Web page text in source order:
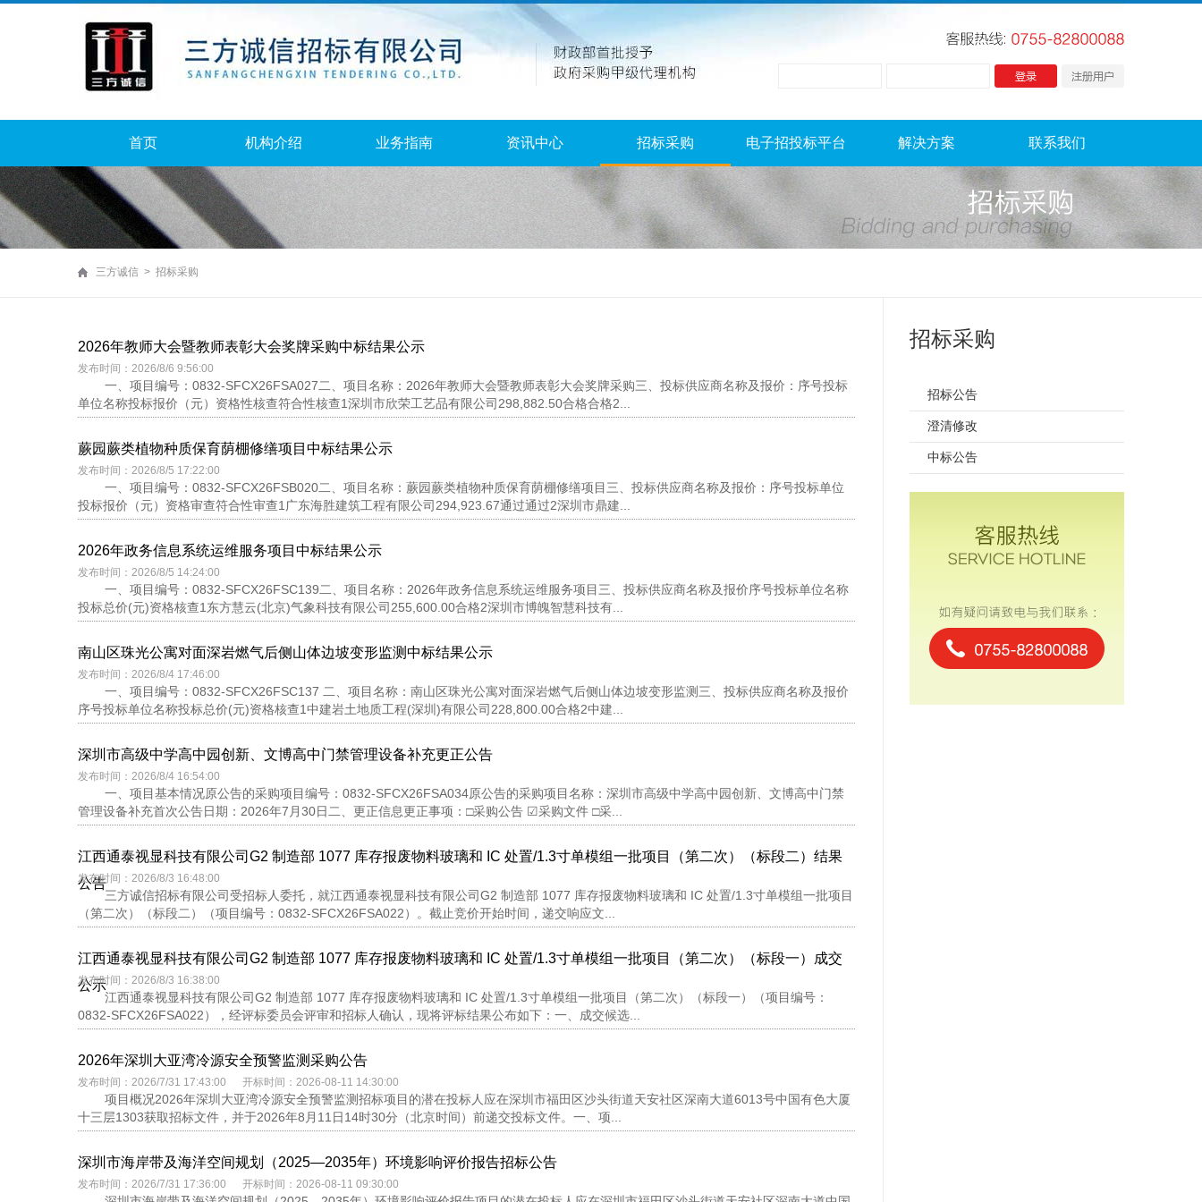
首页 机构介绍 业务指南 资讯中心 招标采购 电子招投标平台 解决方案 联系我们
三方诚信 > 招标采购
2026年教师大会暨教师表彰大会奖牌采购中标结果公示
发布时间：2026/8/6 9:56:00
一、项目编号：0832-SFCX26FSA027二、项目名称：2026年教师大会暨教师表彰大会奖牌采购三、投标供应商名称及报价：序号投标
单位名称投标报价（元）资格性核查符合性核查1深圳市欣荣工艺品有限公司298,882.50合格合格2...
蕨园蕨类植物种质保育荫棚修缮项目中标结果公示
发布时间：2026/8/5 17:22:00
一、项目编号：0832-SFCX26FSB020二、项目名称：蕨园蕨类植物种质保育荫棚修缮项目三、投标供应商名称及报价：序号投标单位
投标报价（元）资格审查符合性审查1广东海胜建筑工程有限公司294,923.67通过通过2深圳市鼎建...
2026年政务信息系统运维服务项目中标结果公示
发布时间：2026/8/5 14:24:00
一、项目编号：0832-SFCX26FSC139二、项目名称：2026年政务信息系统运维服务项目三、投标供应商名称及报价序号投标单位名称
投标总价(元)资格核查1东方慧云(北京)气象科技有限公司255,600.00合格2深圳市博魄智慧科技有...
南山区珠光公寓对面深岩燃气后侧山体边坡变形监测中标结果公示
发布时间：2026/8/4 17:46:00
一、项目编号：0832-SFCX26FSC137 二、项目名称：南山区珠光公寓对面深岩燃气后侧山体边坡变形监测三、投标供应商名称及报价
序号投标单位名称投标总价(元)资格核查1中建岩土地质工程(深圳)有限公司228,800.00合格2中建...
深圳市高级中学高中园创新、文博高中门禁管理设备补充更正公告
发布时间：2026/8/4 16:54:00
一、项目基本情况原公告的采购项目编号：0832-SFCX26FSA034原公告的采购项目名称：深圳市高级中学高中园创新、文博高中门禁
管理设备补充首次公告日期：2026年7月30日二、更正信息更正事项：□采购公告 ☑采购文件 □采...
江西通泰视显科技有限公司G2 制造部 1077 库存报废物料玻璃和 IC 处置/1.3寸单模组一批项目（第二次）（标段二）结果
公告
发布时间：2026/8/3 16:48:00
三方诚信招标有限公司受招标人委托，就江西通泰视显科技有限公司G2 制造部 1077 库存报废物料玻璃和 IC 处置/1.3寸单模组一批项目
（第二次）（标段二）（项目编号：0832-SFCX26FSA022）。截止竞价开始时间，递交响应文...
江西通泰视显科技有限公司G2 制造部 1077 库存报废物料玻璃和 IC 处置/1.3寸单模组一批项目（第二次）（标段一）成交
公示
发布时间：2026/8/3 16:38:00
江西通泰视显科技有限公司G2 制造部 1077 库存报废物料玻璃和 IC 处置/1.3寸单模组一批项目（第二次）（标段一）（项目编号：
0832-SFCX26FSA022），经评标委员会评审和招标人确认，现将评标结果公布如下：一、成交候选...
2026年深圳大亚湾冷源安全预警监测采购公告
发布时间：2026/7/31 17:43:00 开标时间：2026-08-11 14:30:00
项目概况2026年深圳大亚湾冷源安全预警监测招标项目的潜在投标人应在深圳市福田区沙头街道天安社区深南大道6013号中国有色大厦
十三层1303获取招标文件，并于2026年8月11日14时30分（北京时间）前递交投标文件。一、项...
深圳市海岸带及海洋空间规划（2025—2035年）环境影响评价报告招标公告
发布时间：2026/7/31 17:36:00 开标时间：2026-08-11 09:30:00
招标采购
招标公告
澄清修改
中标公告